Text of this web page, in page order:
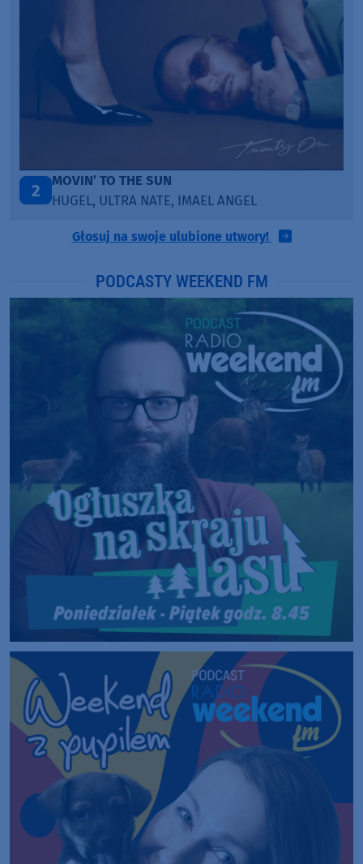
3
LEGENDARY LOVERS (SAVE ME)
KATY PERRY & CHIEF KEEF
Głosuj na swoje ulubione utwory!
PODCASTY WEEKEND FM